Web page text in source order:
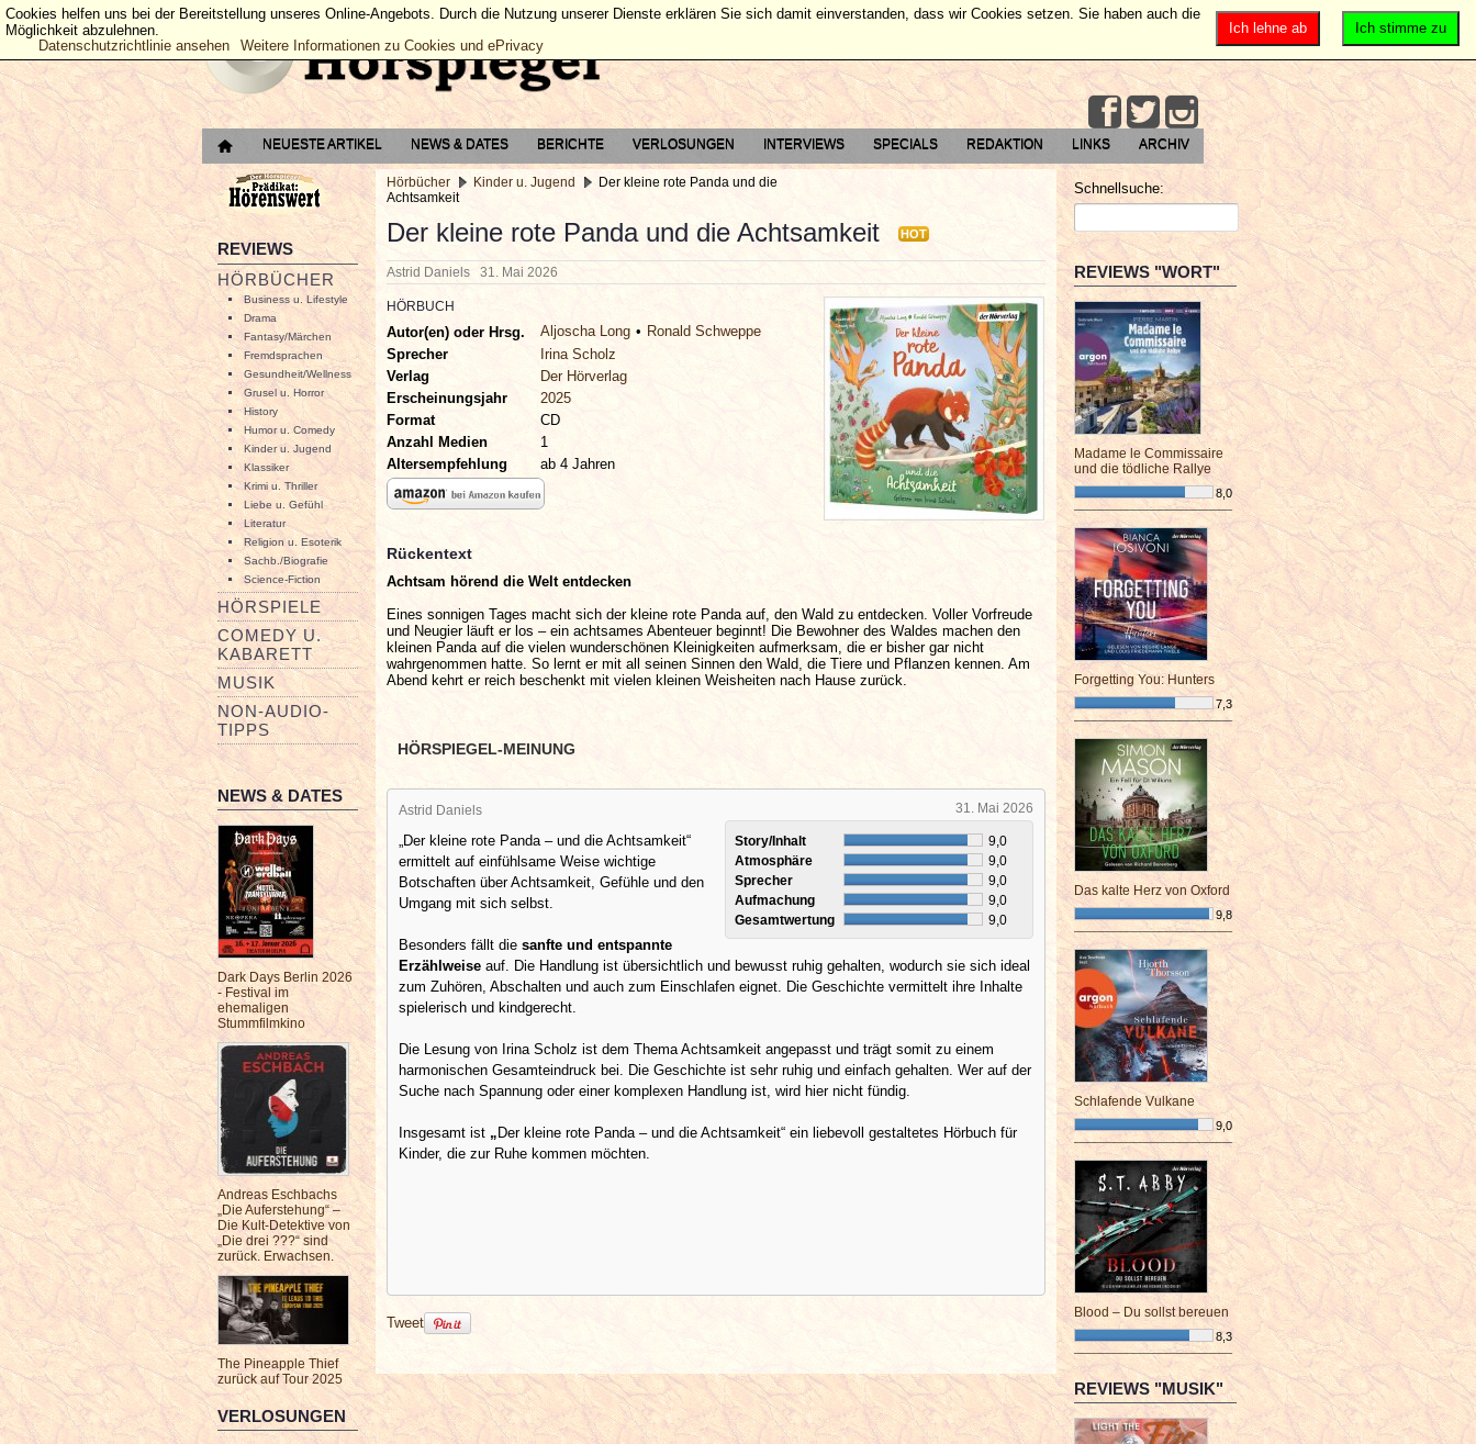
NEUESTE ARTIKEL NEWS & DATES BERICHTE VERLOSUNGEN INTERVIEWS SPECIALS REDAKTION LINKS ARCHIV
REVIEWS
HÖRBÜCHER
Business u. Lifestyle
Drama
Fantasy/Märchen
Fremdsprachen
Gesundheit/Wellness
Grusel u. Horror
History
Humor u. Comedy
Kinder u. Jugend
Klassiker
Krimi u. Thriller
Liebe u. Gefühl
Literatur
Religion u. Esoterik
Sachb./Biografie
Science-Fiction
HÖRSPIELE
COMEDY U.
KABARETT
MUSIK
NON-AUDIO-
TIPPS
NEWS & DATES
Dark Days Berlin 2026
- Festival im
ehemaligen
Stummfilmkino
Andreas Eschbachs
„Die Auferstehung“ –
Die Kult-Detektive von
„Die drei ???“ sind
zurück. Erwachsen.
The Pineapple Thief
zurück auf Tour 2025
VERLOSUNGEN
Hörbücher Kinder u. Jugend
Der kleine rote Panda und die
Achtsamkeit
Der kleine rote Panda und die Achtsamkeit HOT
Astrid Daniels 31. Mai 2026
HÖRBUCH
Autor(en) oder Hrsg. Aljoscha Long
Ronald Schweppe
Sprecher
Irina Scholz
Verlag
Der Hörverlag
Erscheinungsjahr
2025
Format
CD
Anzahl Medien
1
Altersempfehlung
ab 4 Jahren
Rückentext
Achtsam hörend die Welt entdecken
Eines sonnigen Tages macht sich der kleine rote Panda auf, den Wald zu entdecken. Voller Vorfreude
und Neugier läuft er los – ein achtsames Abenteuer beginnt! Die Bewohner des Waldes machen den
kleinen Panda auf die vielen wunderschönen Kleinigkeiten aufmerksam, die er bisher gar nicht
wahrgenommen hatte. So lernt er mit all seinen Sinnen den Wald, die Tiere und Pflanzen kennen. Am
Abend kehrt er reich beschenkt mit vielen kleinen Weisheiten nach Hause zurück.
HÖRSPIEGEL-MEINUNG
31. Mai 2026
Astrid Daniels
Story/Inhalt
9,0
Atmosphäre
9,0
Sprecher
9,0
Aufmachung
9,0
Gesamtwertung
9,0
„Der kleine rote Panda – und die Achtsamkeit“
ermittelt auf einfühlsame Weise wichtige
Botschaften über Achtsamkeit, Gefühle und den
Umgang mit sich selbst.
Besonders fällt die sanfte und entspannte
Erzählweise auf. Die Handlung ist übersichtlich und bewusst ruhig gehalten, wodurch sie sich ideal
zum Zuhören, Abschalten und auch zum Einschlafen eignet. Die Geschichte vermittelt ihre Inhalte
spielerisch und kindgerecht.
Die Lesung von Irina Scholz ist dem Thema Achtsamkeit angepasst und trägt somit zu einem
harmonischen Gesamteindruck bei. Die Geschichte ist sehr ruhig und einfach gehalten. Wer auf der
Suche nach Spannung oder einer komplexen Handlung ist, wird hier nicht fündig.
Insgesamt ist „ Der kleine rote Panda – und die Achtsamkeit“ ein liebevoll gestaltetes Hörbuch für
Kinder, die zur Ruhe kommen möchten.
Tweet
Schnellsuche:
REVIEWS "WORT"
Madame le Commissaire
und die tödliche Rallye
8,0
¯¯¯¯¯¯¯¯¯¯¯¯¯¯¯¯¯¯¯¯¯¯¯¯
Forgetting You: Hunters
7,3
¯¯¯¯¯¯¯¯¯¯¯¯¯¯¯¯¯¯¯¯¯¯¯¯
Das kalte Herz von Oxford
9,8
¯¯¯¯¯¯¯¯¯¯¯¯¯¯¯¯¯¯¯¯¯¯¯¯
Schlafende Vulkane
9,0
¯¯¯¯¯¯¯¯¯¯¯¯¯¯¯¯¯¯¯¯¯¯¯¯
Blood – Du sollst bereuen
8,3
¯¯¯¯¯¯¯¯¯¯¯¯¯¯¯¯¯¯¯¯¯¯¯¯
REVIEWS "MUSIK"
Ich stimme zu
Ich lehne ab
Cookies helfen uns bei der Bereitstellung unseres Online-Angebots. Durch die Nutzung unserer Dienste erklären Sie sich damit einverstanden, dass wir Cookies setzen. Sie haben auch die
Möglichkeit abzulehnen.
Datenschutzrichtlinie ansehen
Weitere Informationen zu Cookies und ePrivacy